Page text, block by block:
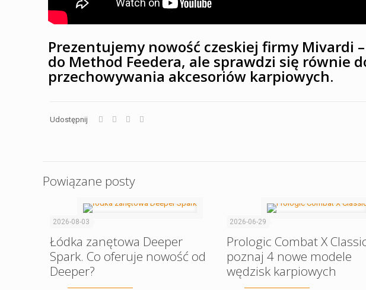
Prezentujemy nowość czeskiej firmy Mivardi
do Method Feedera, ale sprawdzi się równie
przechowywania akcesoriów karpiowych.
Udostępnij
Powiązane posty
2026-08-03
Łódka zanętowa Deeper
Spark. Co oferuje nowość od
Deeper?
2026-06-29
Prologic Combat X
poznaj 4 nowe modele
wędzisk karpiowych